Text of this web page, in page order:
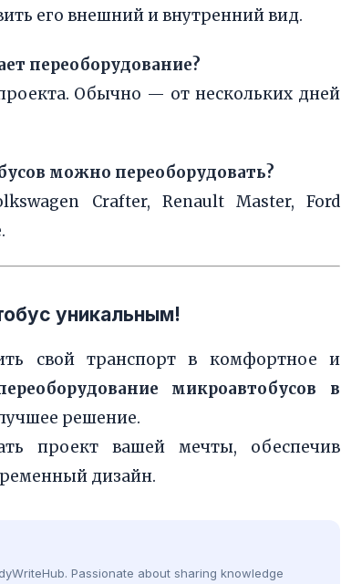
его внешний и внутренний вид.
переоборудование?
Обычно — от нескольких дней
можно переоборудовать?
Crafter, Renault Master, Ford
уникальным!
свой транспорт в комфортное и
микроавтобусов в
решение.
проект вашей мечты, обеспечив
дизайн.
Passionate about sharing knowledge